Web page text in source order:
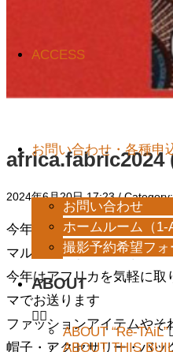
ACCESS
お問い合わせ・各種申
お問い合わせ
ホームルーム（1-
撮影予約希望フォ
ABOUT
ABOUT “Re-TAiL”
ABOUT THIS
africa.fabric2024
2024年6月20日 17:23/
今年も開催
マルシェ ド アフリカ
今年はアフリカを気軽に取
マでお送ります
ファッションアイテムやそ
帽子・アクセサリー・バッ